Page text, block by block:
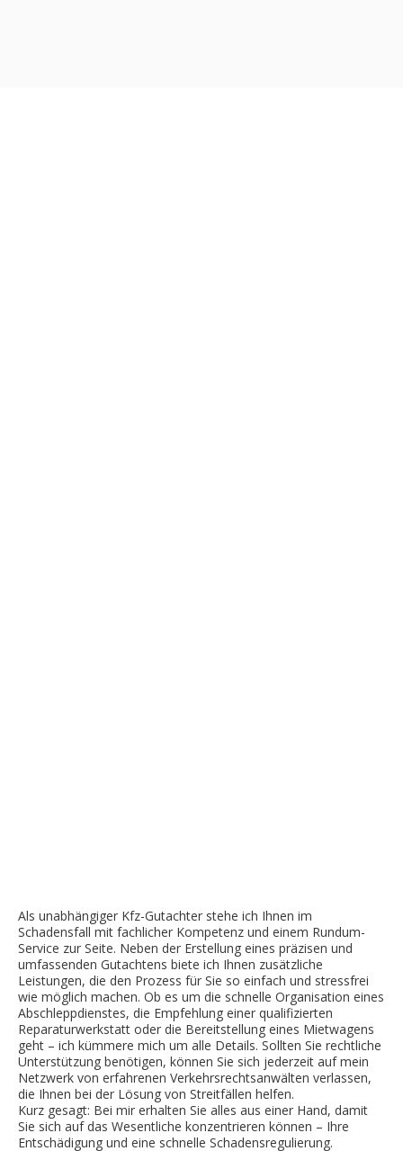
Als unabhängiger Kfz-Gutachter stehe ich Ihnen im
Schadensfall mit fachlicher Kompetenz und einem Rundum-
Service zur Seite. Neben der Erstellung eines präzisen und
umfassenden Gutachtens biete ich Ihnen zusätzliche
Leistungen, die den Prozess für Sie so einfach und stressfrei
wie möglich machen. Ob es um die schnelle Organisation eines
Abschleppdienstes, die Empfehlung einer qualifizierten
Reparaturwerkstatt oder die Bereitstellung eines Mietwagens
geht – ich kümmere mich um alle Details. Sollten Sie rechtliche
Unterstützung benötigen, können Sie sich jederzeit auf mein
Netzwerk von erfahrenen Verkehrsrechtsanwälten verlassen,
die Ihnen bei der Lösung von Streitfällen helfen.
Kurz gesagt: Bei mir erhalten Sie alles aus einer Hand, damit
Sie sich auf das Wesentliche konzentrieren können – Ihre
Entschädigung und eine schnelle Schadensregulierung.